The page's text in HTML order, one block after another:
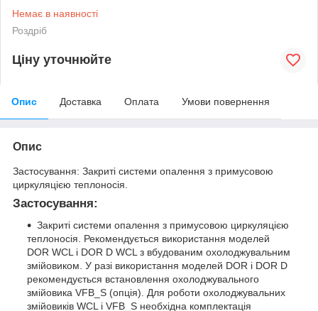
Немає в наявності
Роздріб
Ціну уточнюйте
Опис Доставка Оплата Умови повернення
Опис
Застосування: Закриті системи опалення з примусовою
циркуляцією теплоносія.
Застосування:
Закриті системи опалення з примусовою циркуляцією
теплоносія. Рекомендується використання моделей
DOR WCL і DOR D WCL з вбудованим охолоджувальним
змійовиком. У разі використання моделей DOR і DOR D
рекомендується встановлення охолоджувального
змійовика VFB_S (опція). Для роботи охолоджувальних
змійовиків WCL і VFB_S необхідна комплектація